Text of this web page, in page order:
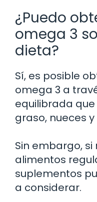
¿Puedo
omega 3
dieta?
Sí, es posible
omega 3 a
equilibrada
graso, nueces
Sin embargo,
alimentos
suplementos
a considerar.